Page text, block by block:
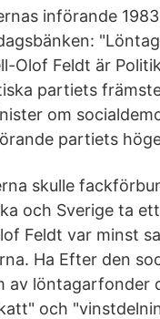
införande
Olof Feldt är
partiets
om
partiets
skulle
och Sverige ta
Feldt var minst
Ha Efter den
av löntagarfonder
och